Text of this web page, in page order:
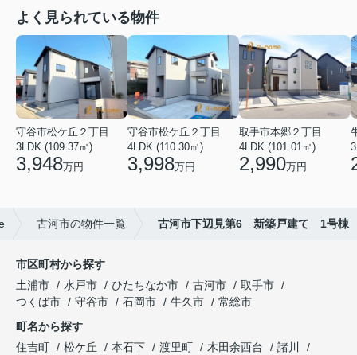
よく見られている物件
守谷市松ケ丘２丁目
3LDK (109.37㎡)
3,948万円
守谷市松ケ丘２丁目
4LDK (110.30㎡)
3,998万円
取手市本郷２丁目
4LDK (101.01㎡)
2,990万円
古河市の物件一覧 古河市下辺見第6 新築戸建て 1号棟
市区町村から探す
土浦市
水戸市 ひたちなか市 古河市
取手市
つくば市
守谷市 石岡市 牛久市
常総市
町名から探す
住吉町
松ケ丘 本石下 渡里町 木田余西台
諸川